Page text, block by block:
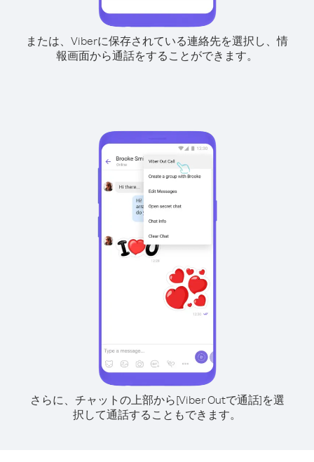
または、Viberに保存されている連絡先を選択し、情
報画面から通話をすることができます。
さらに、チャットの上部から[Viber Outで通話]を選
択して通話することもできます。